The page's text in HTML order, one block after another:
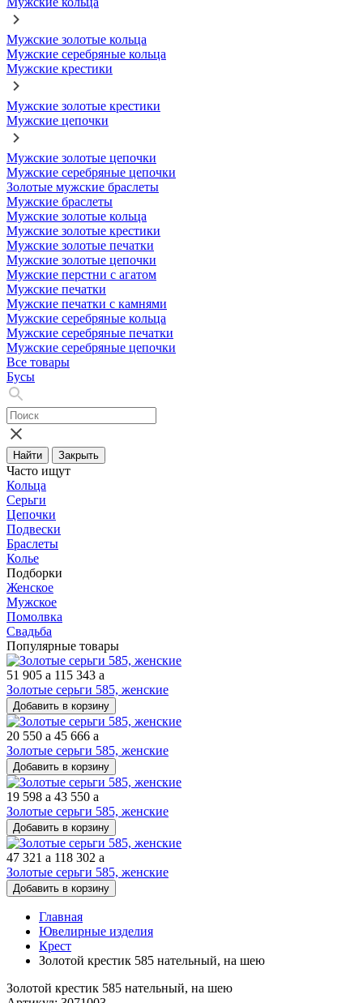
Мужские золотые кольца
Мужские серебряные кольца
Мужские крестики
Мужские золотые крестики
Мужские цепочки
Мужские золотые цепочки
Мужские серебряные цепочки
Золотые мужские браслеты
Мужские браслеты
Мужские золотые кольца
Мужские золотые крестики
Мужские золотые печатки
Мужские золотые цепочки
Мужские перстни с агатом
Мужские печатки
Мужские печатки с камнями
Мужские серебряные кольца
Мужские серебряные печатки
Мужские серебряные цепочки
Все товары
Бусы
Найти Закрыть
Часто ищут
Кольца
Серьги
Цепочки
Подвески
Браслеты
Колье
Подборки
Женское
Мужское
Помолвка
Свадьба
Популярные товары
51 905 a 115 343 a
Золотые серьги 585, женские
Добавить в корзину
20 550 a 45 666 a
Золотые серьги 585, женские
Добавить в корзину
19 598 a 43 550 a
Золотые серьги 585, женские
Добавить в корзину
47 321 a 118 302 a
Золотые серьги 585, женские
Добавить в корзину
Главная
Ювелирные изделия
Крест
Золотой крестик 585 нательный, на шею
Золотой крестик 585 нательный, на шею